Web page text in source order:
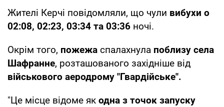
Жителі Керчі повідомляли, що чули вибухи о
02:08, 02:23, 03:34 та 03:36 ночі.
Окрім того, пожежа спалахнула поблизу села
Шафранне, розташованого західніше від
військового аеродрому "Гвардійське".
"Це місце відоме як одна з точок запуску